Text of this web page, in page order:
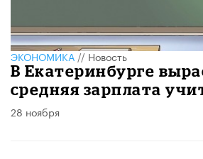
ЭКОНОМИКА//Новость
В Екатеринбурге
средняя зарплата
28 ноября